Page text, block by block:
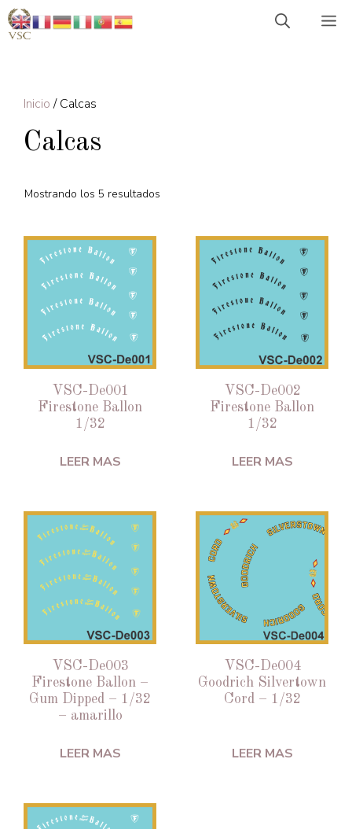
Saltar
Inicio/ Calcas
Calcas
Mostrando los 5 resultados
VSC-De001
Firestone Ballon
1/32
LEER MAS
VSC-De002
Firestone Ballon
1/32
LEER MAS
VSC-De003
Firestone Ballon –
Gum Dipped – 1/32
– amarillo
LEER MAS
VSC-De004
Goodrich Silvertown
Cord – 1/32
LEER MAS